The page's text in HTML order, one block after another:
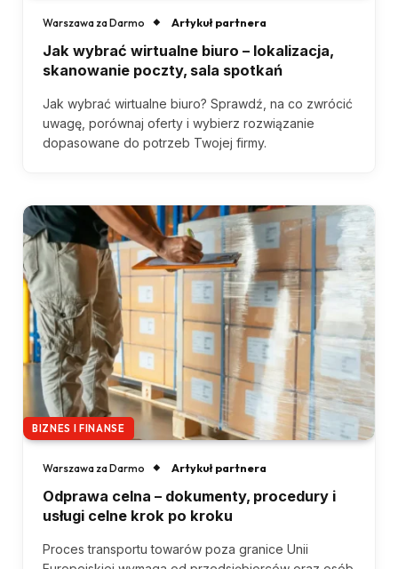
Warszawa za Darmo Artykuł partnera
Jak wybrać wirtualne biuro – lokalizacja,
skanowanie poczty, sala spotkań
Jak wybrać wirtualne biuro? Sprawdź, na co zwrócić
uwagę, porównaj oferty i wybierz rozwiązanie
dopasowane do potrzeb Twojej firmy.
BIZNES I FINANSE
Warszawa za Darmo Artykuł partnera
Odprawa celna – dokumenty, procedury i
usługi celne krok po kroku
Proces transportu towarów poza granice Unii